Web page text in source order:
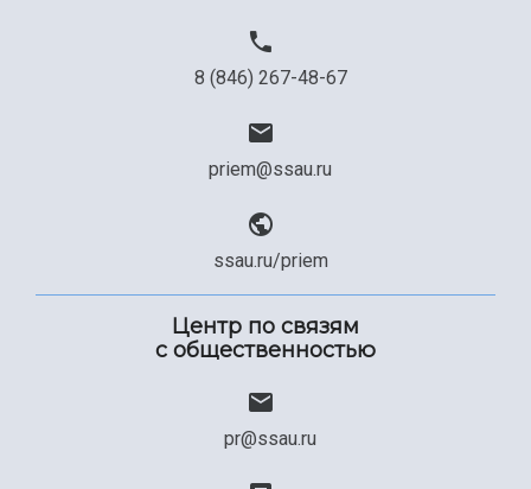
8 (846) 267-48-67
priem@ssau.ru
ssau.ru/priem
Центр по связям
с общественностью
pr@ssau.ru